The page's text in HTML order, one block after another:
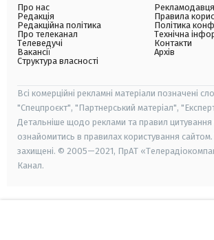
Про нас
Редакція
Редакційна політика
Про телеканал
Телеведучі
Вакансії
Структура власності
Правила
Політика
Технічна
Контакти
Архів
Всі комерційні рекламні матеріали позначені
"Спецпроєкт", "Партнерський матеріал",
Детальніше щодо реклами та правил
ознайомитись в правилах користування сайтом.
захищені. © 2005—2021, ПрАТ
Канал.